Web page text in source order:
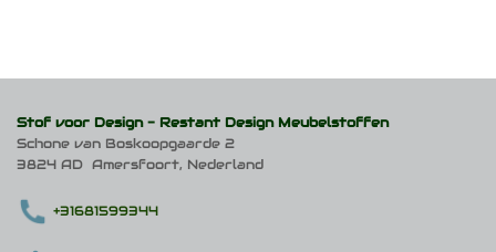
Stof voor Design - Restant Design Meubelstoffen
Schone van Boskoopgaarde 2
3824 AD Amersfoort, Nederland
+31681599344